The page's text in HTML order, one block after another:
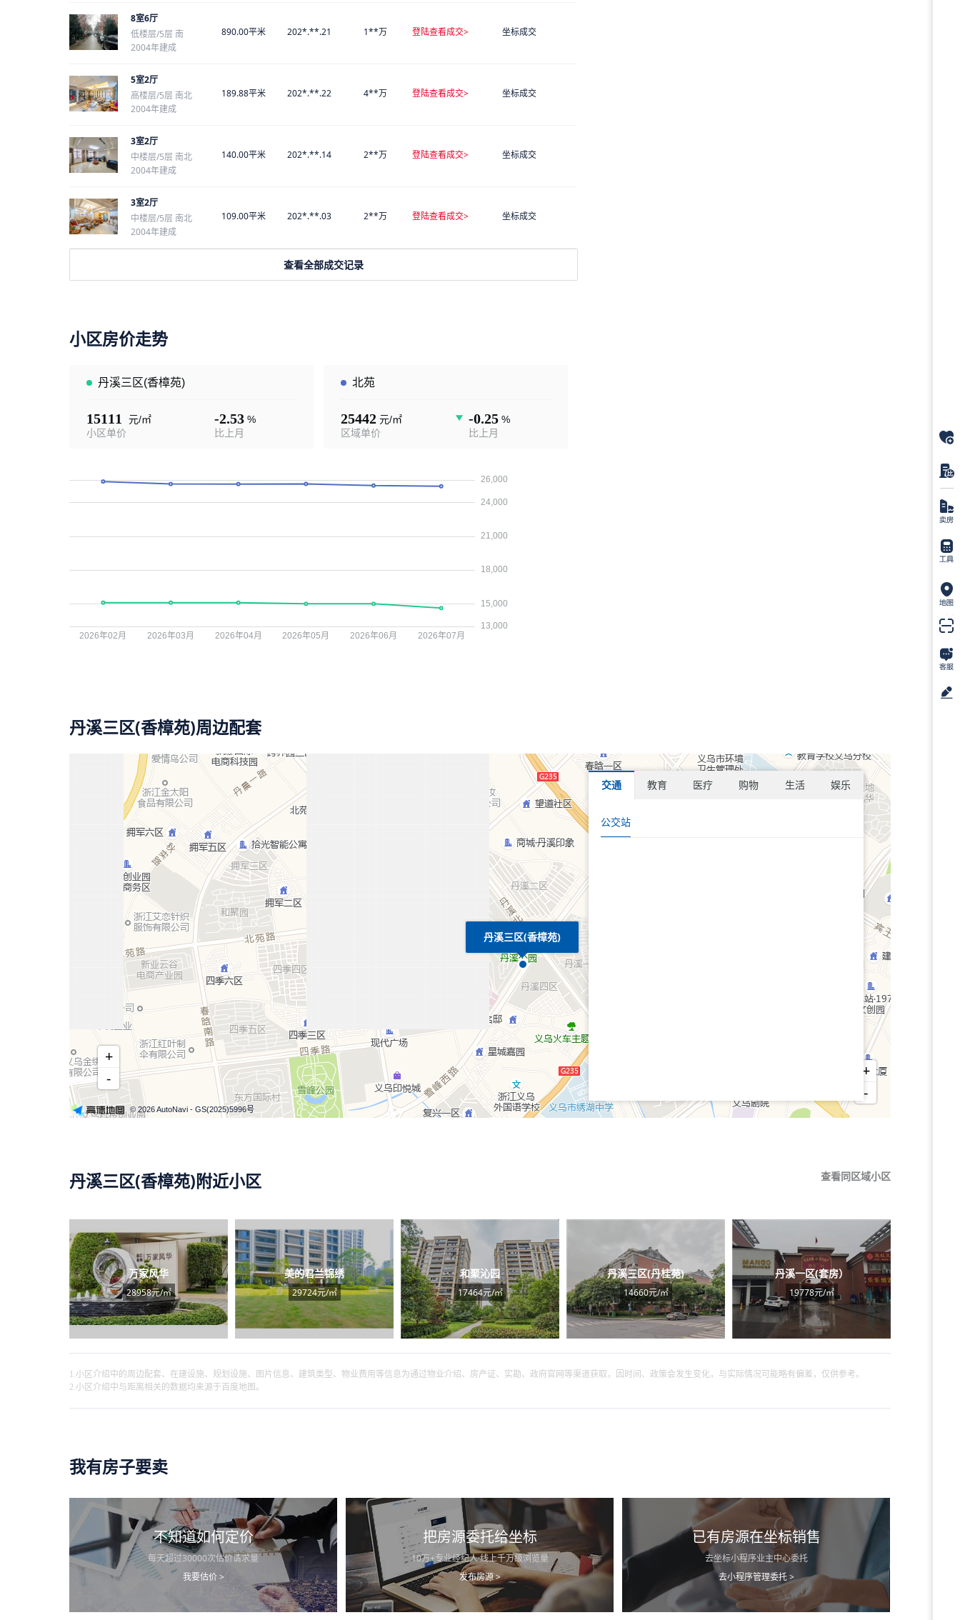
8室6厅
低楼层/5层 南
2004年建成
890.00平米 202*.**.21 1**万 登陆查看成交> 坐标成交
5室2厅
高楼层/5层 南北
2004年建成
189.88平米 202*.**.22 4**万 登陆查看成交> 坐标成交
3室2厅
中楼层/5层 南北
2004年建成
140.00平米 202*.**.14 2**万 登陆查看成交> 坐标成交
3室2厅
中楼层/5层 南北
2004年建成
109.00平米 202*.**.03 2**万 登陆查看成交> 坐标成交
查看全部成交记录
小区房价走势
丹溪三区(香樟苑)
15111
元/㎡
小区单价
-2.53 %
比上月
北苑
25442 元/㎡
区域单价
-0.25 %
比上月
丹溪三区(香樟苑)周边配套
丹溪三区(香樟苑)
+
-
+
-
© 2026 AutoNavi - GS(2025)5996号
交通 教育 医疗 购物 生活 娱乐
公交站
丹溪三区(香樟苑)附近小区 查看同区域小区
万家风华
28958元/㎡
美的君兰锦绣
29724元/㎡
和聚沁园
17464元/㎡
丹溪三区(丹桂苑)
14660元/㎡
丹溪一区(套房）
19778元/㎡
1.小区介绍中的周边配套、在建设施、规划设施、图片信息、建筑类型、物业费用等信息为通过物业介绍、房产证、实勘、政府官网等渠道获取，因时间、政策会发生变化，与实际情况可能略有偏差，仅供参考。
2.小区介绍中与距离相关的数据均来源于百度地图。
我有房子要卖
不知道如何定价
每天超过30000次估价请求量
我要估价 >
把房源委托给坐标
10万+专业经纪人·线上千万级浏览量
发布房源 >
已有房源在坐标销售
去坐标小程序业主中心委托
去小程序管理委托 >